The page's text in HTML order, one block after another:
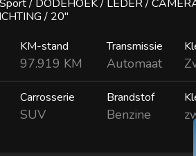
/ DODEHOEK / LEDER /
/ 20''
KM-stand
97.919 KM
Transmissie
Automaat
Carrosserie
SUV
Brandstof
Benzine